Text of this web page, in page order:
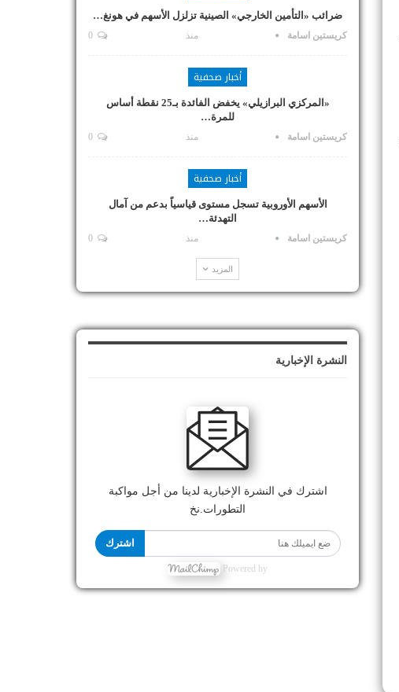
ضرائب «التأمين الخارجي» الصينية تزلزل الأسهم في هونغ…
كريستين اسامة منذ
أخبار صحفية
«المركزي البرازيلي» يخفض الفائدة بـ25 نقطة أساس
للمرة…
كريستين اسامة منذ
أخبار صحفية
الأسهم الأوروبية تسجل مستوى قياسياً بدعم من آمال
التهدئة…
كريستين اسامة منذ
المزيد
النشرة الإخبارية
اشترك في النشرة الإخبارية لدينا من أجل مواكبة
التطورات.نخ
اشترك
Powered by